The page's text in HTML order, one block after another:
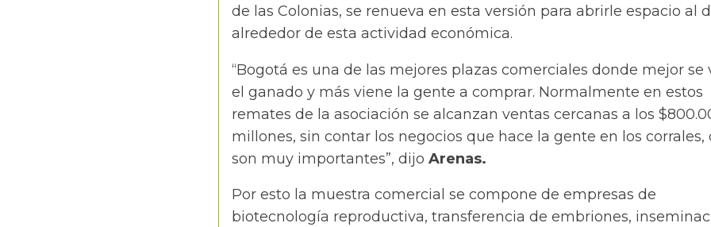
de las Colonias, se renueva en esta versión para abrirle espacio al
alrededor de esta actividad económica.
“Bogotá es una de las mejores plazas comerciales donde mejor se
el ganado y más viene la gente a comprar. Normalmente en estos
remates de la asociación se alcanzan ventas cercanas a los
millones, sin contar los negocios que hace la gente en los corrales,
son muy importantes”, dijo Arenas.
Por esto la muestra comercial se compone de empresas de
biotecnología reproductiva, transferencia de embriones,